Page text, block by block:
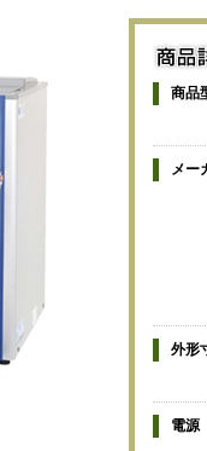
商品
メー
外形
電源